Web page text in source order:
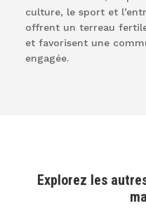
culture, le sport et
offrent un terreau
et favorisent une
engagée.
Explorez les